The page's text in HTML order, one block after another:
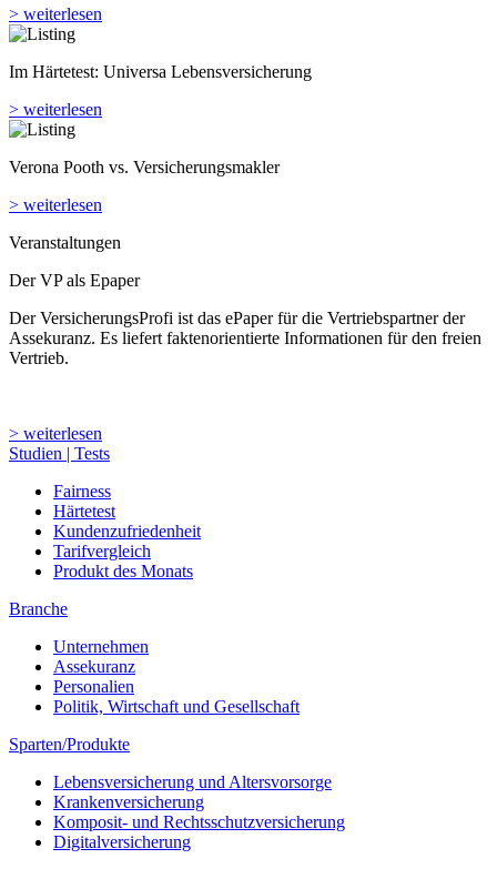
> weiterlesen
Im Härtetest: Universa Lebensversicherung
> weiterlesen
Verona Pooth vs. Versicherungsmakler
> weiterlesen
Veranstaltungen
Der VP als Epaper
Der VersicherungsProfi ist das ePaper für die Vertriebspartner der
Assekuranz. Es liefert faktenorientierte Informationen für den freien
Vertrieb.
> weiterlesen
Studien | Tests
Fairness
Härtetest
Kundenzufriedenheit
Tarifvergleich
Produkt des Monats
Branche
Unternehmen
Assekuranz
Personalien
Politik, Wirtschaft und Gesellschaft
Sparten/Produkte
Lebensversicherung und Altersvorsorge
Krankenversicherung
Komposit- und Rechtsschutzversicherung
Digitalversicherung